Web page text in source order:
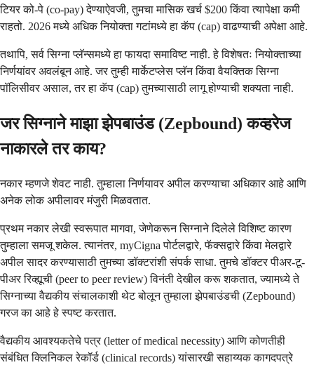
टियर को-पे (co-pay) देण्याऐवजी, तुमचा मासिक खर्च $200 किंवा त्यापेक्षा कमी
राहतो. 2026 मध्ये अधिक नियोक्ता गटांमध्ये हा कॅप (cap) वाढण्याची अपेक्षा आहे.
तथापि, सर्व सिग्ना प्लॅन्समध्ये हा फायदा समाविष्ट नाही. हे विशेषतः नियोक्ताच्या
निर्णयांवर अवलंबून आहे. जर तुम्ही मार्केटप्लेस प्लॅन किंवा वैयक्तिक सिग्ना
पॉलिसीवर असाल, तर हा कॅप (cap) तुमच्यासाठी लागू होण्याची शक्यता नाही.
जर सिग्नाने माझा झेपबाउंड (Zepbound) कव्हरेज
नाकारले तर काय?
नकार म्हणजे शेवट नाही. तुम्हाला निर्णयावर अपील करण्याचा अधिकार आहे आणि
अनेक लोक अपीलावर मंजुरी मिळवतात.
प्रथम नकार लेखी स्वरूपात मागवा, जेणेकरून सिग्नाने दिलेले विशिष्ट कारण
तुम्हाला समजू शकेल. त्यानंतर, myCigna पोर्टलद्वारे, फॅक्सद्वारे किंवा मेलद्वारे
अपील सादर करण्यासाठी तुमच्या डॉक्टरांशी संपर्क साधा. तुमचे डॉक्टर पीअर-टू-
पीअर रिव्ह्यूची (peer to peer review) विनंती देखील करू शकतात, ज्यामध्ये ते
सिग्नाच्या वैद्यकीय संचालकाशी थेट बोलून तुम्हाला झेपबाउंडची (Zepbound)
गरज का आहे हे स्पष्ट करतात.
वैद्यकीय आवश्यकतेचे पत्र (letter of medical necessity) आणि कोणतीही
संबंधित क्लिनिकल रेकॉर्ड (clinical records) यांसारखी सहाय्यक कागदपत्रे